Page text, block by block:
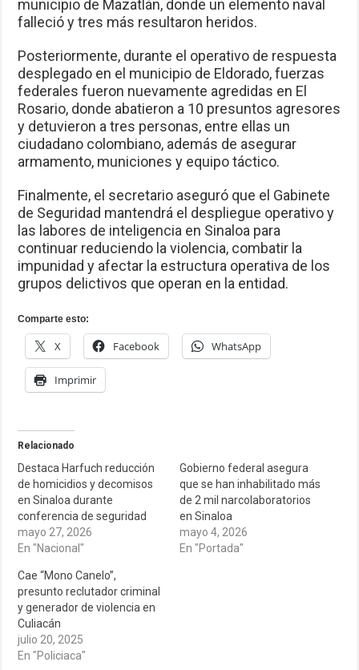
municipio de Mazatlán, donde un elemento naval
falleció y tres más resultaron heridos.
Posteriormente, durante el operativo de respuesta
desplegado en el municipio de Eldorado, fuerzas
federales fueron nuevamente agredidas en El
Rosario, donde abatieron a 10 presuntos agresores
y detuvieron a tres personas, entre ellas un
ciudadano colombiano, además de asegurar
armamento, municiones y equipo táctico.
Finalmente, el secretario aseguró que el Gabinete
de Seguridad mantendrá el despliegue operativo y
las labores de inteligencia en Sinaloa para
continuar reduciendo la violencia, combatir la
impunidad y afectar la estructura operativa de los
grupos delictivos que operan en la entidad.
Comparte esto:
X Facebook WhatsApp
Imprimir
Relacionado
Destaca Harfuch reducción
de homicidios y decomisos
en Sinaloa durante
conferencia de seguridad
mayo 27, 2026
En "Nacional"
Gobierno federal asegura
que se han inhabilitado más
de 2 mil narcolaboratorios
en Sinaloa
mayo 4, 2026
En "Portada"
Cae “Mono Canelo”,
presunto reclutador criminal
y generador de violencia en
Culiacán
julio 20, 2025
En "Policiaca"